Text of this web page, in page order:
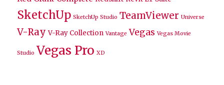
SketchUp SketchUp Studio TeamViewer Universe
V-Ray V-Ray Collection Vantage Vegas Vegas Movie
Studio Vegas Pro XD